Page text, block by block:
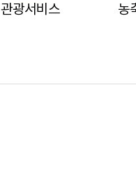
관광서비스 농